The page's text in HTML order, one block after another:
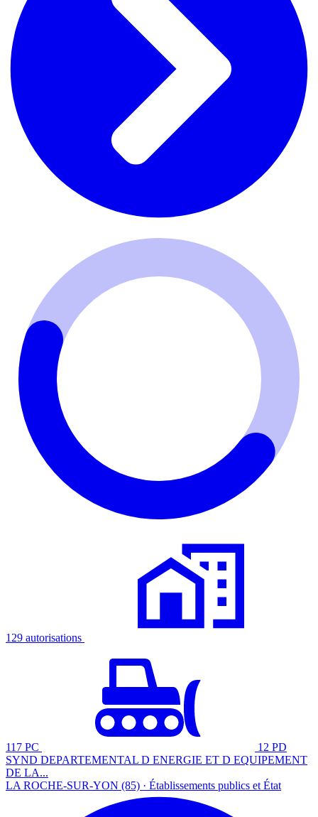
129 autorisations
117 PC
12 PD
SYND DEPARTEMENTAL D ENERGIE ET D EQUIPEMENT
DE LA...
LA ROCHE-SUR-YON (85) · Établissements publics et État